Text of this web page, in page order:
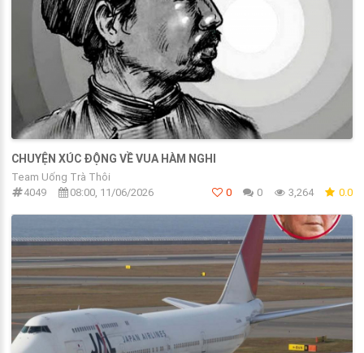
CHUYỆN XÚC ĐỘNG VỀ VUA HÀM NGHI
Team Uống Trà Thôi
4049
08:00, 11/06/2026 0 0 3,264 0.0